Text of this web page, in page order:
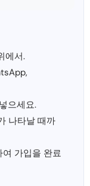
에서.
으세요.
나타날 때까
가입을 완료